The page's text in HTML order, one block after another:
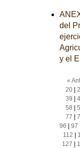
del
y el
«
20|
39
58
77
96
97
112
127